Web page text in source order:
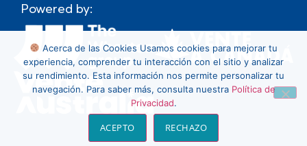
Powered by:
Acerca de las Cookies Usamos cookies para mejorar tu
experiencia, comprender tu interacción con el sitio y analizar
su rendimiento. Esta información nos permite personalizar tu
navegación. Para saber más, consulta nuestra Política de
Privacidad.
ACEPTO RECHAZO